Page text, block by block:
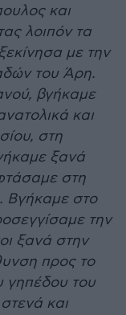
και
λοιπόν τα
με την
του Άρη.
βγήκαμε
και
στη
ξανά
στη
Βγήκαμε στο
την
ξανά στην
προς το
γηπέδου του
και